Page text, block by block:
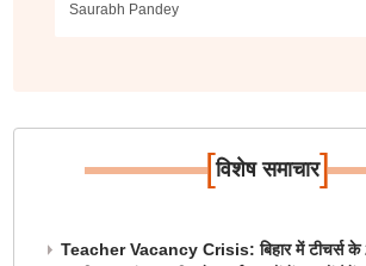
Saurabh Pandey
[विशेष समाचार]
Teacher Vacancy Crisis: बिहार में टीचर्स